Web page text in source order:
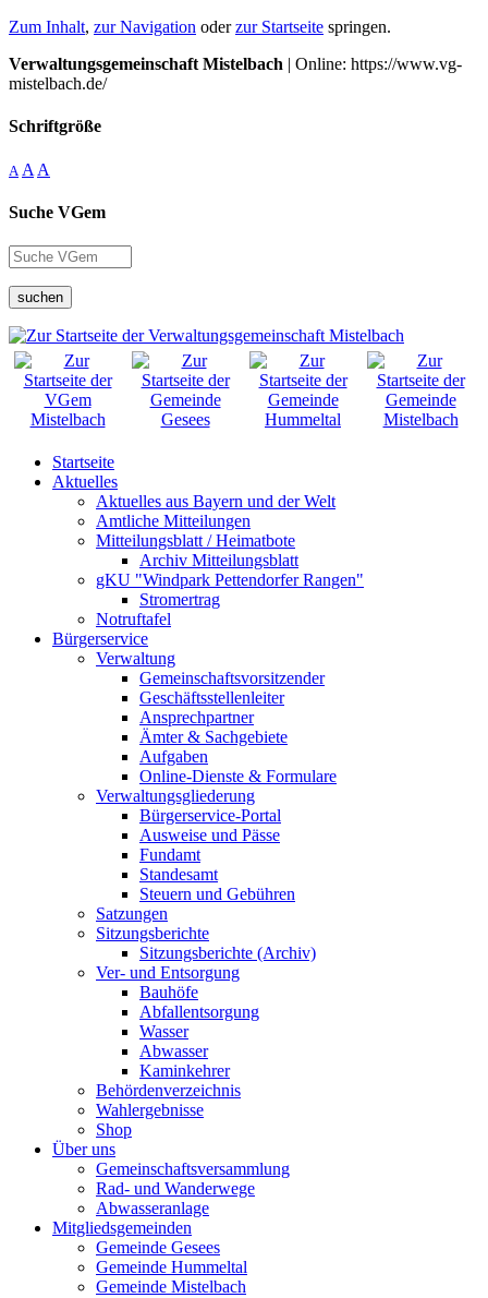
Zum Inhalt, zur Navigation oderzur Startseite springen.
Verwaltungsgemeinschaft Mistelbach | Online: https://www.vg-
mistelbach.de/
Schriftgröße
A A A
Suche VGem
suchen
Startseite
Aktuelles
Aktuelles aus Bayern und der Welt
Amtliche Mitteilungen
Mitteilungsblatt / Heimatbote
Archiv Mitteilungsblatt
gKU "Windpark Pettendorfer Rangen"
Stromertrag
Notruftafel
Bürgerservice
Verwaltung
Gemeinschaftsvorsitzender
Geschäftsstellenleiter
Ansprechpartner
Ämter & Sachgebiete
Aufgaben
Online-Dienste & Formulare
Verwaltungsgliederung
Bürgerservice-Portal
Ausweise und Pässe
Fundamt
Standesamt
Steuern und Gebühren
Satzungen
Sitzungsberichte
Sitzungsberichte (Archiv)
Ver- und Entsorgung
Bauhöfe
Abfallentsorgung
Wasser
Abwasser
Kaminkehrer
Behördenverzeichnis
Wahlergebnisse
Shop
Über uns
Gemeinschaftsversammlung
Rad- und Wanderwege
Abwasseranlage
Mitgliedsgemeinden
Gemeinde Gesees
Gemeinde Hummeltal
Gemeinde Mistelbach